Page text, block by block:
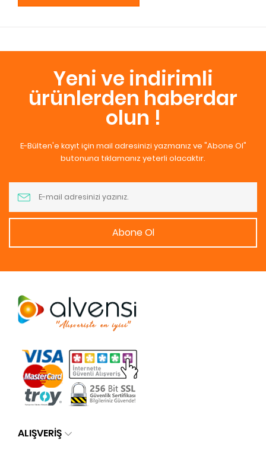
Yeni ve indirimli
ürünlerden haberdar
olun !
E-Bülten'e kayıt için mail adresinizi yazmanız ve "Abone Ol"
butonuna tıklamanız yeterli olacaktır.
Abone Ol
ALIŞVERİŞ